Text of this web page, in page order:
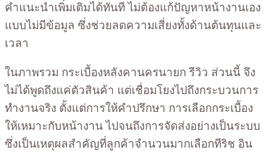
คำแนะนำเพิ่มเติมได้ทันที ไม่ต้องแก้ปัญหาหน้างานเอง
แบบไม่มีข้อมูล ซึ่งช่วยลดความเสี่ยงทั้งด้านต้นทุนและ
เวลา
ในภาพรวม กระเบื้องหลังคานครนายก รีวิว ส่วนนี้ จึง
ไม่ได้พูดถึงแค่ตัวสินค้า แต่เชื่อมโยงไปถึงกระบวนการ
ทำงานจริง ตั้งแต่การให้คำปรึกษา การเลือกกระเบื้อง
ให้เหมาะกับหน้างาน ไปจนถึงการจัดส่งอย่างเป็นระบบ
ซึ่งเป็นเหตุผลสำคัญที่ลูกค้าจำนวนมากเลือกทีริช อิน